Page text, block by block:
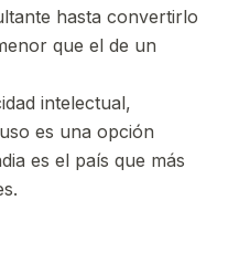
hasta convertirlo
que el de un
intelectual,
es una opción
es el país que más